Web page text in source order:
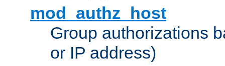
mod_authz_host
Group authorizations
or IP address)